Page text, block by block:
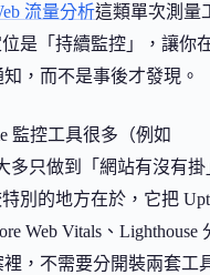
流量分析這類單次測量
位是「持續監控」，讓你
，而不是事後才發現。
監控工具很多（例如
多只做到「網站有沒有
別的地方在於，它把
Web Vitals、Lighthouse
，不需要分開裝兩套工